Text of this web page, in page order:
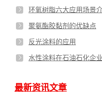
环氧树脂六大应用场景
聚氨酯胶黏剂的优缺点
反光涂料的应用
最新资讯文章